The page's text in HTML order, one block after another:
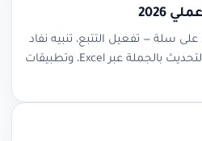
2026
سلة — تفعيل التتبع، تنبيه نفاد
الكمية، SKU، سجل المخزون، التحديث بالجملة عبر Excel، وتطبيقات